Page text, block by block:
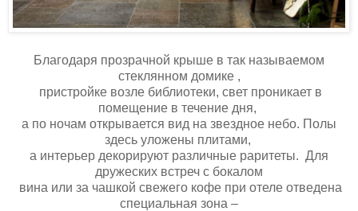
Благодаря прозрачной крыше в так называемом
стеклянном домике ,
пристройке возле библиотеки, свет проникает в
помещение в течение дня,
а по ночам открывается вид на звездное небо. Полы
здесь уложены плитами,
а интерьер декорируют различные раритеты. Для
дружеских встреч с бокалом
вина или за чашкой свежего кофе при отеле отведена
специальная зона –